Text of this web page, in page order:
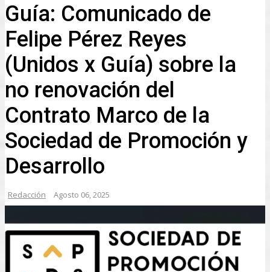
Guía: Comunicado de
Felipe Pérez Reyes
(Unidos x Guía) sobre la
no renovación del
Contrato Marco de la
Sociedad de Promoción y
Desarrollo
Redacción Agosto 06, 2025